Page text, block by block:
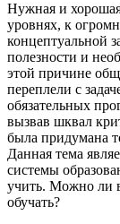
Нужная и
уровнях, к
концептуальной
полезности и
этой причине
переплели с
обязательных
вызвав шквал
была придумана
Данная тема
системы
учить. Можно ли
обучать?